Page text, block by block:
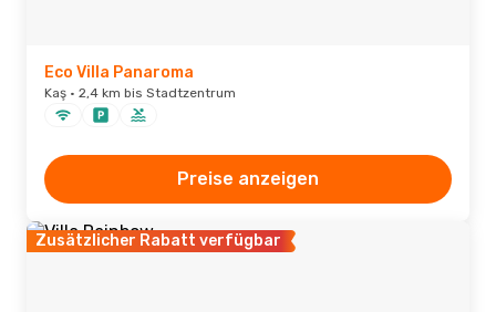
Eco Villa Panaroma
Kaş · 2,4 km bis Stadtzentrum
Preise anzeigen
Zusätzlicher Rabatt verfügbar